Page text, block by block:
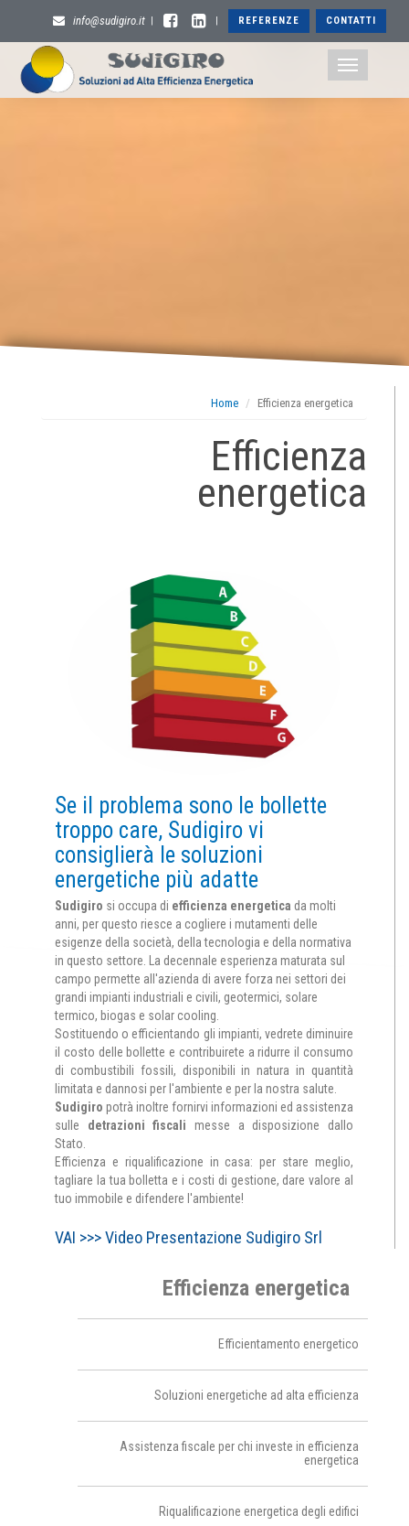
info@sudigiro.it REFERENZE CONTATTI
Toggle
navigation
Home Efficienza energetica
Efficienza
energetica
Se il problema sono le bollette
troppo care, Sudigiro vi
consiglierà le soluzioni
energetiche più adatte
Sudigiro si occupa di efficienza energetica da molti
anni, per questo riesce a cogliere i mutamenti delle
esigenze della società, della tecnologia e della normativa
in questo settore. La decennale esperienza maturata sul
campo permette all'azienda di avere forza nei settori dei
grandi impianti industriali e civili, geotermici, solare
termico, biogas e solar cooling.
Sostituendo o efficientando gli impianti, vedrete diminuire
il costo delle bollette e contribuirete a ridurre il consumo
di combustibili fossili, disponibili in natura in quantità
limitata e dannosi per l'ambiente e per la nostra salute.
Sudigiro potrà inoltre fornirvi informazioni ed assistenza
sulle detrazioni fiscali messe a disposizione dallo
Stato.
Efficienza e riqualificazione in casa: per stare meglio,
tagliare la tua bolletta e i costi di gestione, dare valore al
tuo immobile e difendere l'ambiente!
VAI >>> Video Presentazione Sudigiro Srl
Efficienza energetica
Efficientamento energetico
Soluzioni energetiche ad alta efficienza
Assistenza fiscale per chi investe in efficienza
energetica
Riqualificazione energetica degli edifici